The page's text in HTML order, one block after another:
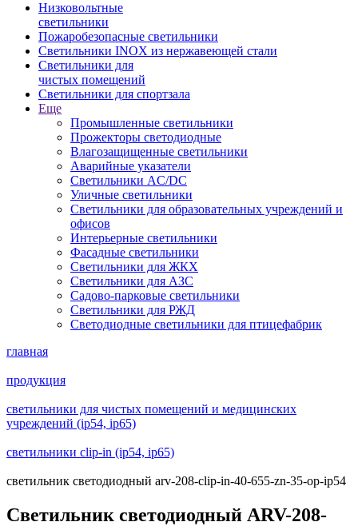
Низковольтные
светильники
Пожаробезопасные светильники
Светильники INOX из нержавеющей стали
Светильники для
чистых помещений
Светильники для спортзала
Еще
Промышленные светильники
Прожекторы светодиодные
Влагозащищенные светильники
Аварийные указатели
Светильники AC/DC
Уличные светильники
Светильники для образовательных учреждений и
офисов
Интерьерные светильники
Фасадные светильники
Светильники для ЖКХ
Светильники для АЗС
Садово-парковые светильники
Светильники для РЖД
Светодиодные светильники для птицефабрик
главная
продукция
светильники для чистых помещений и медицинских
учреждений (ip54, ip65)
светильники clip-in (ip54, ip65)
светильник светодиодный arv-208-clip-in-40-655-zn-35-op-ip54
Светильник светодиодный ARV-208-